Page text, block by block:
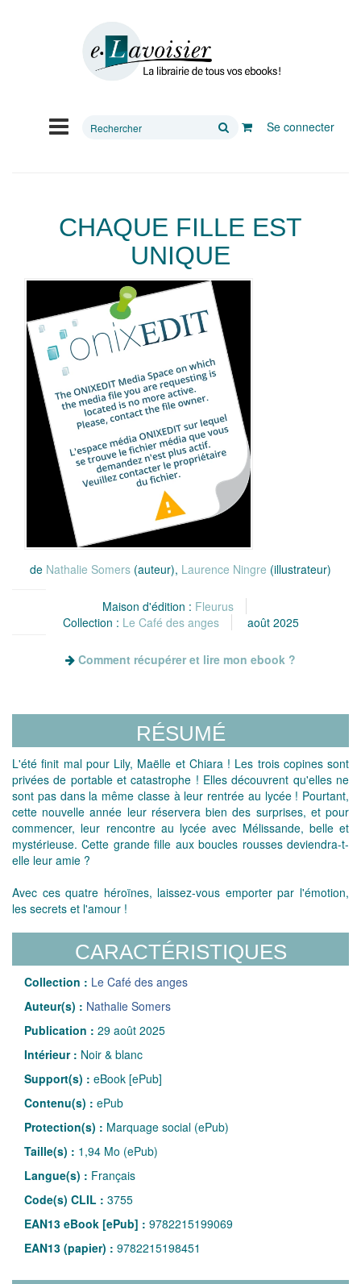
Rechercher
Se connecter
CHAQUE FILLE EST
UNIQUE
de Nathalie Somers (auteur), Laurence Ningre (illustrateur)
Maison d'édition : Fleurus
Collection : Le Café des anges août 2025
Comment récupérer et lire mon ebook ?
RÉSUMÉ
L'été finit mal pour Lily, Maëlle et Chiara ! Les trois copines sont
privées de portable et catastrophe ! Elles découvrent qu'elles ne
sont pas dans la même classe à leur rentrée au lycée ! Pourtant,
cette nouvelle année leur réservera bien des surprises, et pour
commencer, leur rencontre au lycée avec Mélissande, belle et
mystérieuse. Cette grande fille aux boucles rousses deviendra-t-
elle leur amie ?
Avec ces quatre héroïnes, laissez-vous emporter par l'émotion,
les secrets et l'amour !
CARACTÉRISTIQUES
Collection : Le Café des anges
Auteur(s) : Nathalie Somers
Publication : 29 août 2025
Intérieur : Noir & blanc
Support(s) : eBook [ePub]
Contenu(s) : ePub
Protection(s) : Marquage social (ePub)
Taille(s) : 1,94 Mo (ePub)
Langue(s) : Français
Code(s) CLIL : 3755
EAN13 eBook [ePub] : 9782215199069
EAN13 (papier) : 9782215198451